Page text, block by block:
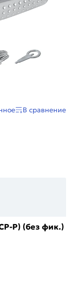
В сравнение
P) (без фик.)